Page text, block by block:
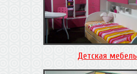
Детская мебель